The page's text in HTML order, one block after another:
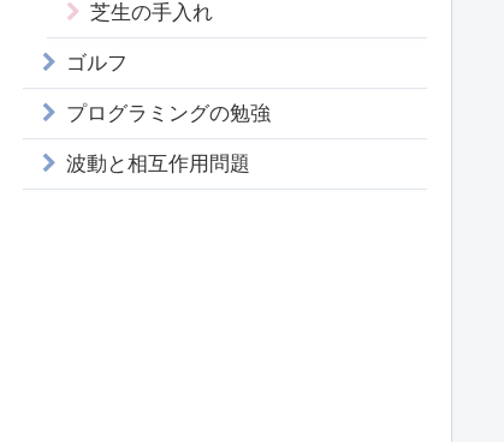
芝生の手入れ
ゴルフ
プログラミングの勉強
波動と相互作用問題